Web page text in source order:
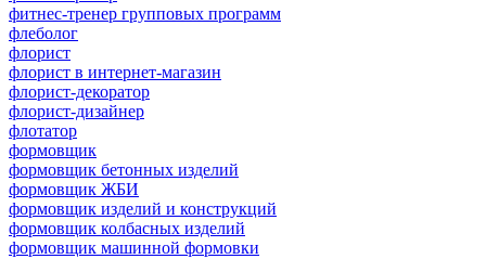
фитнес-тренер групповых программ
флеболог
флорист
флорист в интернет-магазин
флорист-декоратор
флорист-дизайнер
флотатор
формовщик
формовщик бетонных изделий
формовщик ЖБИ
формовщик изделий и конструкций
формовщик колбасных изделий
формовщик машинной формовки